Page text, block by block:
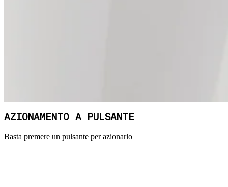
AZIONAMENTO A PULSANTE
Basta premere un pulsante per azionarlo